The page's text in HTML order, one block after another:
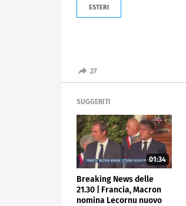
ESTERI
27
SUGGERITI
01:34
Breaking News delle
21.30 | Francia, Macron
nomina Lecornu nuovo